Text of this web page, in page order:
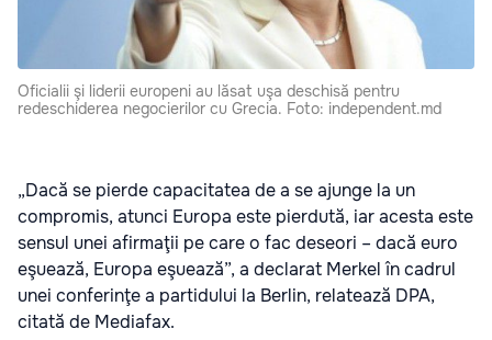
Oficialii şi liderii europeni au lăsat uşa deschisă pentru
redeschiderea negocierilor cu Grecia. Foto: independent.md
„Dacă se pierde capacitatea de a se ajunge la un
compromis, atunci Europa este pierdută, iar acesta este
sensul unei afirmaţii pe care o fac deseori – dacă euro
eşuează, Europa eşuează”, a declarat Merkel în cadrul
unei conferinţe a partidului la Berlin, relatează DPA,
citată de Mediafax.